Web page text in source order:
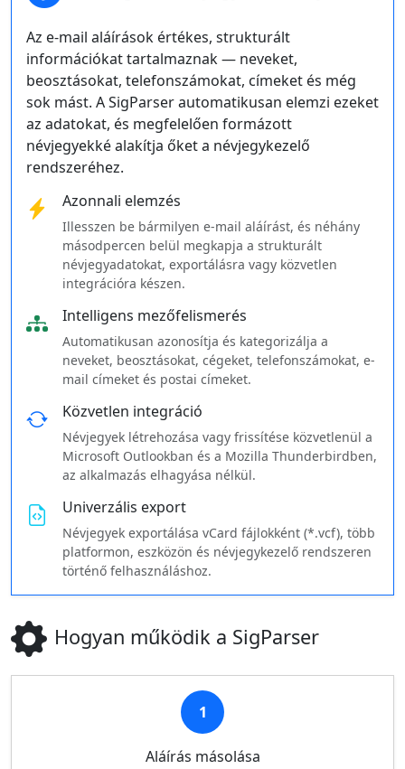
Az e-mail aláírások értékes, strukturált
információkat tartalmaznak — neveket,
beosztásokat, telefonszámokat, címeket és még
sok mást. A SigParser automatikusan elemzi ezeket
az adatokat, és megfelelően formázott
névjegyekké alakítja őket a névjegykezelő
rendszeréhez.
Azonnali elemzés
Illesszen be bármilyen e-mail aláírást, és néhány
másodpercen belül megkapja a strukturált
névjegyadatokat, exportálásra vagy közvetlen
integrációra készen.
Intelligens mezőfelismerés
Automatikusan azonosítja és kategorizálja a
neveket, beosztásokat, cégeket, telefonszámokat, e-
mail címeket és postai címeket.
Közvetlen integráció
Névjegyek létrehozása vagy frissítése közvetlenül a
Microsoft Outlookban és a Mozilla Thunderbirdben,
az alkalmazás elhagyása nélkül.
Univerzális export
Névjegyek exportálása vCard fájlokként (*.vcf), több
platformon, eszközön és névjegykezelő rendszeren
történő felhasználáshoz.
Hogyan működik a SigParser
1
Aláírás másolása